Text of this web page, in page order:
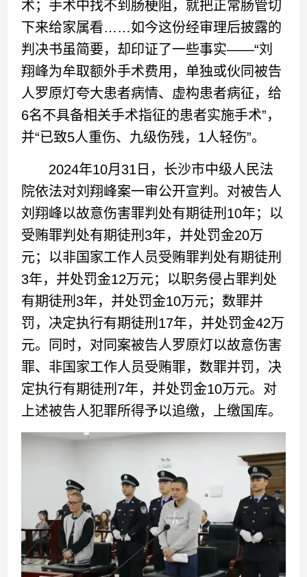
术；手术中找不到肠梗阻，就把正常肠管切
下来给家属看……如今这份经审理后披露的
判决书虽简要，却印证了一些事实——“刘
翔峰为牟取额外手术费用，单独或伙同被告
人罗原灯夸大患者病情、虚构患者病征，给
6名不具备相关手术指征的患者实施手术”，
并“已致5人重伤、九级伤残，1人轻伤”。
2024年10月31日，长沙市中级人民法
院依法对刘翔峰案一审公开宣判。对被告人
刘翔峰以故意伤害罪判处有期徒刑10年；以
受贿罪判处有期徒刑3年，并处罚金20万
元；以非国家工作人员受贿罪判处有期徒刑
3年，并处罚金12万元；以职务侵占罪判处
有期徒刑3年，并处罚金10万元；数罪并
罚，决定执行有期徒刑17年，并处罚金42万
元。同时，对同案被告人罗原灯以故意伤害
罪、非国家工作人员受贿罪，数罪并罚，决
定执行有期徒刑7年，并处罚金10万元。对
上述被告人犯罪所得予以追缴，上缴国库。